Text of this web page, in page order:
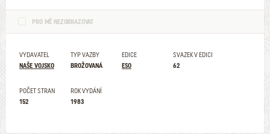
PRO MĚ NEZOBRAZOVAT
VYDAVATEL
NAŠE VOJSKO
TYP VAZBY
BROŽOVANÁ
EDICE
ESO
SVAZEK V EDICI
62
POČET STRAN
152
ROK VYDÁNÍ
1983